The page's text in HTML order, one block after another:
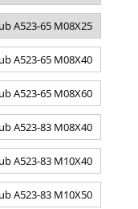
A523-65 M08X25
A523-65 M08X40
A523-65 M08X60
A523-83 M08X40
A523-83 M10X40
A523-83 M10X50